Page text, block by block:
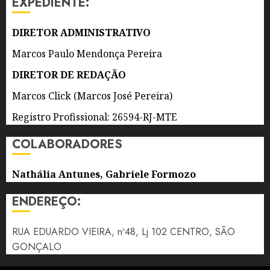
5 DE
AGOSTO
DE 2026
0
DIRETOR ADMINISTRATIVO
Marcos Paulo Mendonça Pereira
DIRETOR DE REDAÇÃO
Marcos Click (Marcos José Pereira)
Registro Profissional: 26594-RJ-MTE
COLABORADORES
Nathália Antunes, Gabriele Formozo
ENDEREÇO:
RUA EDUARDO VIEIRA, nº48, Lj 102 CENTRO, SÃO
GONÇALO